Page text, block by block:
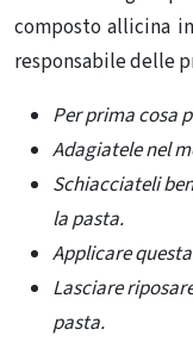
composto allicina
responsabile delle
Per prima cosa
Adagiatele nel
Schiacciateli
la pasta.
Applicare
Lasciare
pasta.